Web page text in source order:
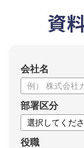
資
会社名
部署区分
役職